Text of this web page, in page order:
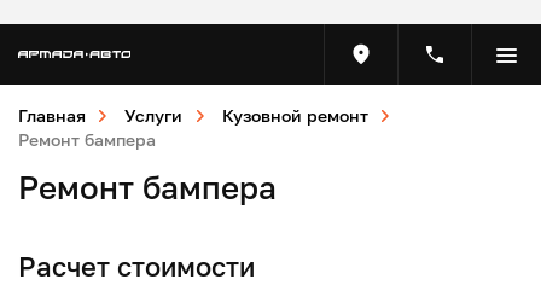
Главная Услуги
Кузовной ремонт
Ремонт бампера
Ремонт бампера
Расчет стоимости